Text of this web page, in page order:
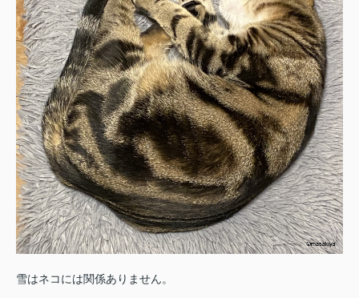
雪はネコには関係ありません。